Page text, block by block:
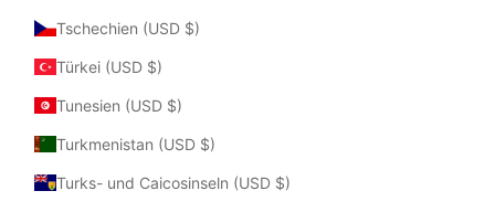
Tschechien (USD $)
Türkei (USD $)
Tunesien (USD $)
Turkmenistan (USD $)
Turks- und Caicosinseln (USD $)